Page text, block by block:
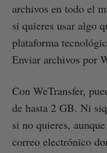
archivos en todo el
si quieres usar algo
plataforma
Enviar archivos por
Con WeTransfer,
de hasta 2 GB. Ni
si no quieres,
correo electrónico